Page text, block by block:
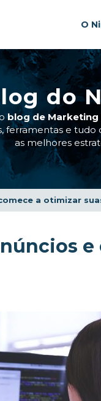
O
do
blog de Marketing
ferramentas e tudo
as melhores
a otimizar
e